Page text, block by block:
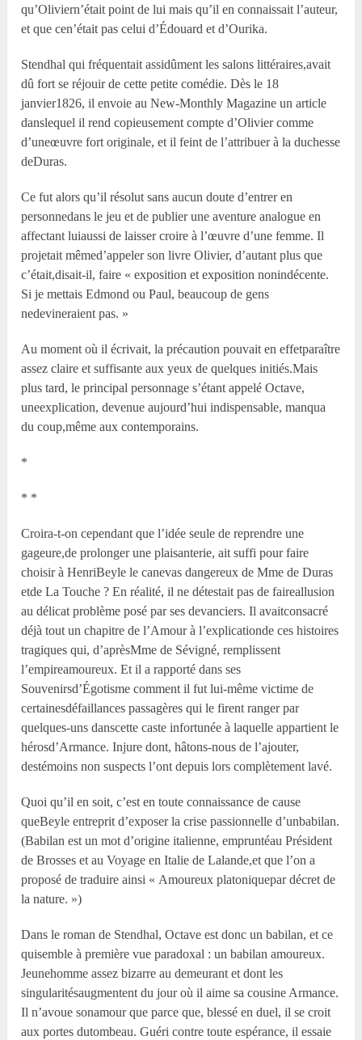
qu’Oliviern’était point de lui mais qu’il en connaissait l’auteur,
et que cen’était pas celui d’Édouard et d’Ourika.
Stendhal qui fréquentait assidûment les salons littéraires,avait
dû fort se réjouir de cette petite comédie. Dès le 18
janvier1826, il envoie au New-Monthly Magazine un article
danslequel il rend copieusement compte d’Olivier comme
d’uneœuvre fort originale, et il feint de l’attribuer à la duchesse
deDuras.
Ce fut alors qu’il résolut sans aucun doute d’entrer en
personnedans le jeu et de publier une aventure analogue en
affectant luiaussi de laisser croire à l’œuvre d’une femme. Il
projetait mêmed’appeler son livre Olivier, d’autant plus que
c’était,disait-il, faire « exposition et exposition nonindécente.
Si je mettais Edmond ou Paul, beaucoup de gens
nedevineraient pas. »
Au moment où il écrivait, la précaution pouvait en effetparaître
assez claire et suffisante aux yeux de quelques initiés.Mais
plus tard, le principal personnage s’étant appelé Octave,
uneexplication, devenue aujourd’hui indispensable, manqua
du coup,même aux contemporains.
*
* *
Croira-t-on cependant que l’idée seule de reprendre une
gageure,de prolonger une plaisanterie, ait suffi pour faire
choisir à HenriBeyle le canevas dangereux de Mme de Duras
etde La Touche ? En réalité, il ne détestait pas de faireallusion
au délicat problème posé par ses devanciers. Il avaitconsacré
déjà tout un chapitre de l’Amour à l’explicationde ces histoires
tragiques qui, d’aprèsMme de Sévigné, remplissent
l’empireamoureux. Et il a rapporté dans ses
Souvenirsd’Égotisme comment il fut lui-même victime de
certainesdéfaillances passagères qui le firent ranger par
quelques-uns danscette caste infortunée à laquelle appartient le
hérosd’Armance. Injure dont, hâtons-nous de l’ajouter,
destémoins non suspects l’ont depuis lors complètement lavé.
Quoi qu’il en soit, c’est en toute connaissance de cause
queBeyle entreprit d’exposer la crise passionnelle d’unbabilan.
(Babilan est un mot d’origine italienne, empruntéau Président
de Brosses et au Voyage en Italie de Lalande,et que l’on a
proposé de traduire ainsi « Amoureux platoniquepar décret de
la nature. »)
Dans le roman de Stendhal, Octave est donc un babilan, et ce
quisemble à première vue paradoxal : un babilan amoureux.
Jeunehomme assez bizarre au demeurant et dont les
singularitésaugmentent du jour où il aime sa cousine Armance.
Il n’avoue sonamour que parce que, blessé en duel, il se croit
aux portes dutombeau. Guéri contre toute espérance, il essaie